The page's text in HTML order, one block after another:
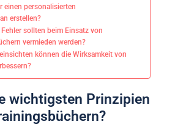
einen personalisierten
erstellen?
sollten beim Einsatz von
vermieden werden?
können die Wirksamkeit von
wichtigsten Prinzipien